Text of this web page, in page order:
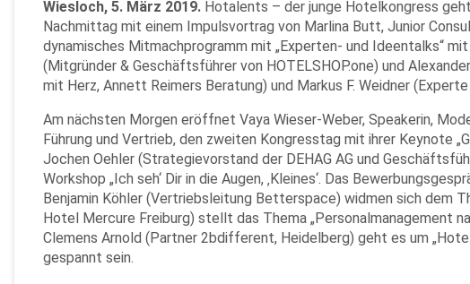
Wiesloch, 5. März 2019. Hotalents – der junge Hotelkongress
Nachmittag mit einem Impulsvortrag von Marlina Butt, Junior
dynamisches Mitmachprogramm mit „Experten- und Ideentalks“
(Mitgründer & Geschäftsführer von HOTELSHOP.one) und
mit Herz, Annett Reimers Beratung) und Markus F. Weidner
Am nächsten Morgen eröffnet Vaya Wieser-Weber, Speakerin,
Führung und Vertrieb, den zweiten Kongresstag mit ihrer Keynote
Jochen Oehler (Strategievorstand der DEHAG AG und
Workshop „Ich seh‘ Dir in die Augen, ‚Kleines‘. Das
Benjamin Köhler (Vertriebsleitung Betterspace) widmen sich dem
Hotel Mercure Freiburg) stellt das Thema „Personalmanagement
Clemens Arnold (Partner 2bdifferent, Heidelberg) geht es um
gespannt sein.